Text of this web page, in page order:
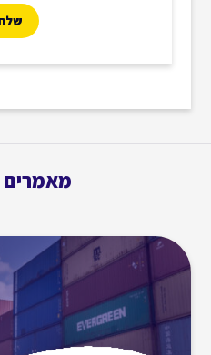
מאמרים